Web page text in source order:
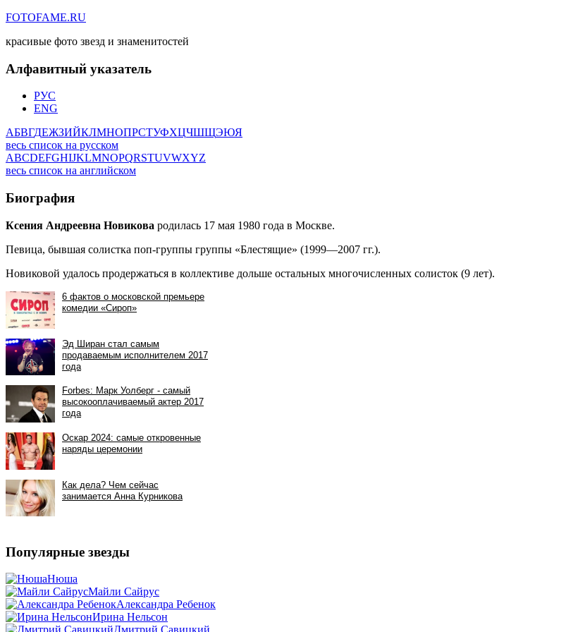
FOTOFAME.RU
красивые фото звезд и знаменитостей
Алфавитный указатель
РУС
ENG
АБВГДЕЖЗИЙКЛМНОПРСТУФХЦЧШЩЭЮЯ
весь список на русском
ABCDEFGHIJKLMNOPQRSTUVWXYZ
весь список на английском
Биография
Ксения Андреевна Новикова родилась 17 мая 1980 года в Москве.
Певица, бывшая солистка поп-группы группы «Блестящие» (1999—2007 гг.).
Новиковой удалось продержаться в коллективе дольше остальных многочисленных солисток (9 лет).
Популярные звезды
Нюша
Майли Сайрус
Александра Ребенок
Ирина Нельсон